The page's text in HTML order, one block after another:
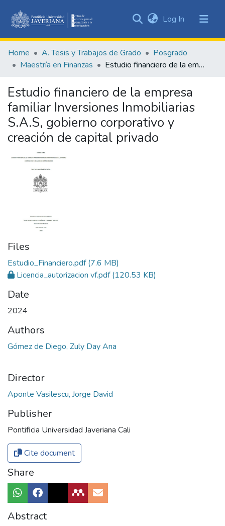
&
Collections
Statistics
Log In (current)
Home A. Tesis y Trabajos de Grado
Posgrado
Maestría en Finanzas
Estudio financiero de la empresa familiar Inversiones Inmobiliarias S.A.S, gobierno corporativo y creación de capital privado
Estudio financiero de la empresa
familiar Inversiones Inmobiliarias
S.A.S, gobierno corporativo y
creación de capital privado
Files
Estudio_Financiero.pdf(7.6 MB)
Licencia_autorizacion vf.pdf(120.53 KB)
Date
2024
Authors
Gómez de Diego, Zuly Day Ana
Director
Aponte Vasilescu, Jorge David
Publisher
Pontificia Universidad Javeriana Cali
Cite document
Share
Abstract